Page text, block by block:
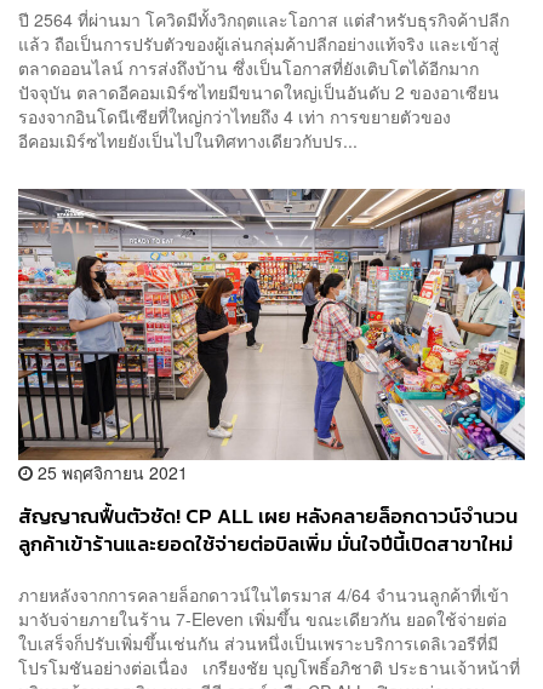
ปี 2564 ที่ผ่านมา โควิดมีทั้งวิกฤตและโอกาส แต่สำหรับธุรกิจค้าปลีก
แล้ว ถือเป็นการปรับตัวของผู้เล่นกลุ่มค้าปลีกอย่างแท้จริง และเข้าสู่
ตลาดออนไลน์ การส่งถึงบ้าน ซึ่งเป็นโอกาสที่ยังเติบโตได้อีกมาก
ปัจจุบัน ตลาดอีคอมเมิร์ซไทยมีขนาดใหญ่เป็นอันดับ 2 ของอาเซียน
รองจากอินโดนีเซียที่ใหญ่กว่าไทยถึง 4 เท่า การขยายตัวของ
อีคอมเมิร์ซไทยยังเป็นไปในทิศทางเดียวกับปร...
25 พฤศจิกายน 2021
สัญญาณฟื้นตัวชัด! CP ALL เผย หลังคลายล็อกดาวน์จำนวน
ลูกค้าเข้าร้านและยอดใช้จ่ายต่อบิลเพิ่ม มั่นใจปีนี้เปิดสาขาใหม่
ภายหลังจากการคลายล็อกดาวน์ในไตรมาส 4/64 จำนวนลูกค้าที่เข้า
มาจับจ่ายภายในร้าน 7-Eleven เพิ่มขึ้น ขณะเดียวกัน ยอดใช้จ่ายต่อ
ใบเสร็จก็ปรับเพิ่มขึ้นเช่นกัน ส่วนหนึ่งเป็นเพราะบริการเดลิเวอรีที่มี
โปรโมชันอย่างต่อเนื่อง เกรียงชัย บุญโพธิ์อภิชาติ ประธานเจ้าหน้าที่